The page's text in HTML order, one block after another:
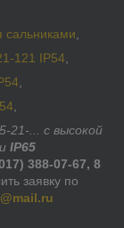
сальниками
121 IP54
21-... с высокой
IP65
388-07-67, 8
заявку по